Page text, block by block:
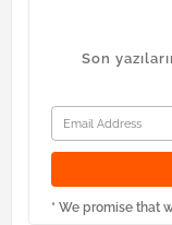
Son
* We promise that